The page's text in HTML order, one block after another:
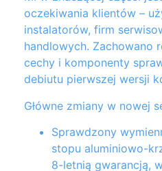
oczekiwania klientów –
instalatorów, firm
handlowych. Zachowano
cechy i komponenty
debiutu pierwszej wersji
Główne zmiany w nowej
Sprawdzony
stopu aluminiowo-
8-letnią gwarancją,